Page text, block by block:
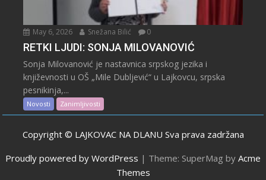
May 6, 2026 Snežana Bilić 0
RETKI LJUDI: SONJA MILOVANOVIĆ
Sonja Milovanović je nastavnica srpskog jezika i
književnosti u OŠ „Mile Dubljević“ u Lajkovcu, srpska
pesnikinja,...
Novosti Zanimljivosti
Copyright © LAJKOVAC NA DLANU Sva prava zadržana
Proudly powered by WordPress | Theme: SuperMag by Acme
Themes